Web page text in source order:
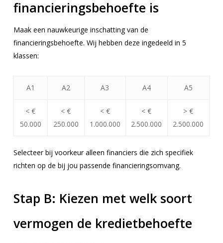
financieringsbehoefte is
Maak een nauwkeurige inschatting van de
financieringsbehoefte. Wij hebben deze ingedeeld in 5
klassen:
A1 A2 A3 A4 A5
< €
50.000
< €
250.000
<€
1.000.000
< €
2.500.000
> €
2.500.000
Selecteer bij voorkeur alleen financiers die zich specifiek
richten op de bij jou passende financieringsomvang.
Stap B: Kiezen met welk soort
vermogen de kredietbehoefte